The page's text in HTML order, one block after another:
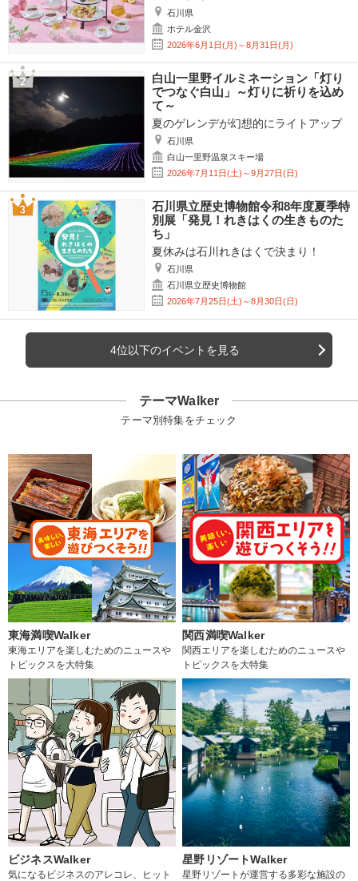
石川県
ホテル金沢
2026年6月1日(月)～8月31日(月)
白山一里野イルミネーション「灯り
でつなぐ白山」～灯りに祈りを込め
て～
夏のゲレンデが幻想的にライトアップ
石川県
白山一里野温泉スキー場
2026年7月11日(土)～9月27日(日)
石川県立歴史博物館令和8年度夏季特
別展「発見！れきはくの生きものた
ち」
夏休みは石川れきはくで決まり！
石川県
石川県立歴史博物館
2026年7月25日(土)～8月30日(日)
4位以下のイベントを見る
テーマWalker
テーマ別特集をチェック
東海満喫Walker
東海エリアを楽しむためのニュースや
トピックスを大特集
関西満喫Walker
関西エリアを楽しむためのニュースや
トピックスを大特集
ビジネスWalker
気になるビジネスのアレコレ、ヒット
星野リゾートWalker
星野リゾートが運営する多彩な施設の